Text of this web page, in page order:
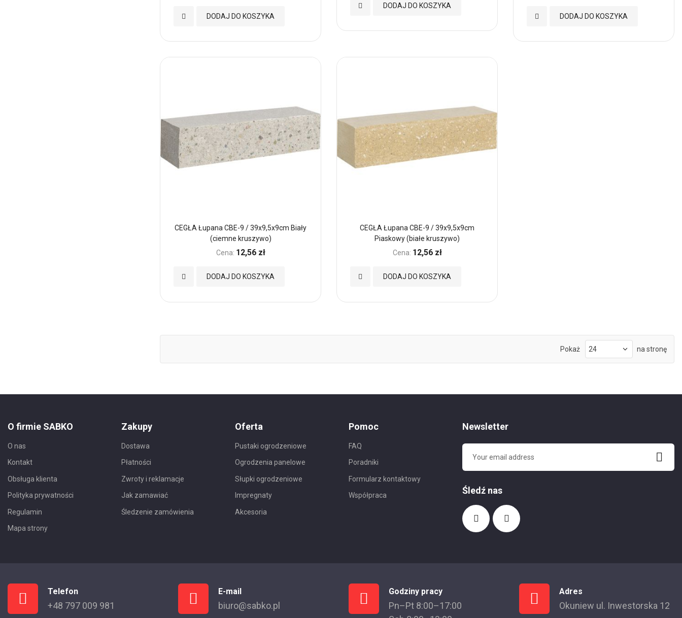
DODAJ DO KOSZYKA
Dodaj
Ulubionych
DODAJ DO KOSZYKA
Dodaj
DODAJ DO KOSZYKA
Dodaj
CEGŁA Łupana CBE-9 / 39x9,5x9cm Biały
(ciemne kruszywo)
Cena: 12,56 zł
DODAJ DO KOSZYKA
Dodaj
CEGŁA Łupana CBE-9 / 39x9,5x9cm
Piaskowy (białe kruszywo)
Cena: 12,56 zł
DODAJ DO KOSZYKA
Dodaj
Pokaż na stronę
O firmie SABKO
O nas
Kontakt
Obsługa klienta
Polityka prywatności
Regulamin
Mapa strony
Zakupy
Dostawa
Płatności
Zwroty i reklamacje
Jak zamawiać
Śledzenie zamówienia
Oferta
Pustaki ogrodzeniowe
Ogrodzenia panelowe
Słupki ogrodzeniowe
Impregnaty
Akcesoria
Pomoc
FAQ
Poradniki
Formularz kontaktowy
Współpraca
Newsletter
Śledź nas
Telefon
+48 797 009 981
E-mail
biuro@sabko.pl
Godziny pracy
Pn–Pt 8:00–17:00
Adres
Okuniew ul. Inwestorska 12